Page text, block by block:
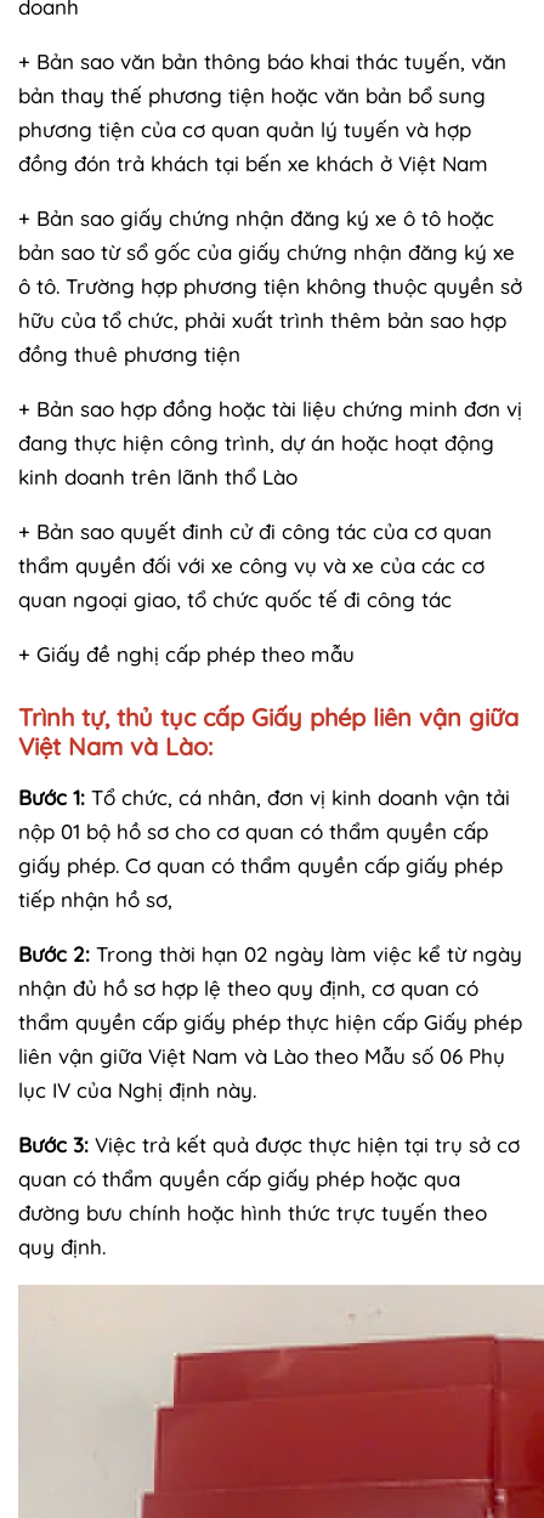
doanh
+ Bản sao văn bản thông báo khai thác tuyến, văn
bản thay thế phương tiện hoặc văn bản bổ sung
phương tiện của cơ quan quản lý tuyến và hợp
đồng đón trả khách tại bến xe khách ở Việt Nam
+ Bản sao giấy chứng nhận đăng ký xe ô tô hoặc
bản sao từ sổ gốc của giấy chứng nhận đăng ký xe
ô tô. Trường hợp phương tiện không thuộc quyền sở
hữu của tổ chức, phải xuất trình thêm bản sao hợp
đồng thuê phương tiện
+ Bản sao hợp đồng hoặc tài liệu chứng minh đơn vị
đang thực hiện công trình, dự án hoặc hoạt động
kinh doanh trên lãnh thổ Lào
+ Bản sao quyết đinh cử đi công tác của cơ quan
thẩm quyền đối với xe công vụ và xe của các cơ
quan ngoại giao, tổ chức quốc tế đi công tác
+ Giấy đề nghị cấp phép theo mẫu
Trình tự, thủ tục cấp Giấy phép liên vận giữa
Việt Nam và Lào:
Bước 1: Tổ chức, cá nhân, đơn vị kinh doanh vận tải
nộp 01 bộ hồ sơ cho cơ quan có thẩm quyền cấp
giấy phép. Cơ quan có thẩm quyền cấp giấy phép
tiếp nhận hồ sơ,
Bước 2: Trong thời hạn 02 ngày làm việc kể từ ngày
nhận đủ hồ sơ hợp lệ theo quy định, cơ quan có
thẩm quyền cấp giấy phép thực hiện cấp Giấy phép
liên vận giữa Việt Nam và Lào theo Mẫu số 06 Phụ
lục IV của Nghị định này.
Bước 3: Việc trả kết quả được thực hiện tại trụ sở cơ
quan có thẩm quyền cấp giấy phép hoặc qua
đường bưu chính hoặc hình thức trực tuyến theo
quy định.